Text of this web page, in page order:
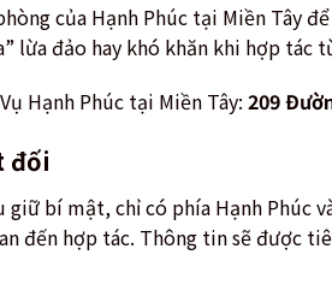
của Hạnh Phúc tại Miền Tây
lừa đảo hay khó khăn khi hợp tác
Hạnh Phúc tại Miền Tây:209
đối
giữ bí mật, chỉ có phía Hạnh
đến hợp tác. Thông tin sẽ được